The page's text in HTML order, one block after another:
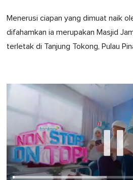
Menerusi ciapan yang dimuat naik
difahamkan ia merupakan Masjid
terletak di Tanjung Tokong, Pulau